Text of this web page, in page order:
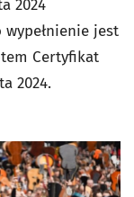
2024
wypełnienie jest
Certyfikat
2024.